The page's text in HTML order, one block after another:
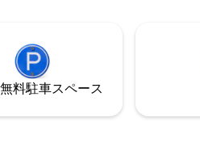
料駐⁠車ス⁠ペ⁠ー⁠ス